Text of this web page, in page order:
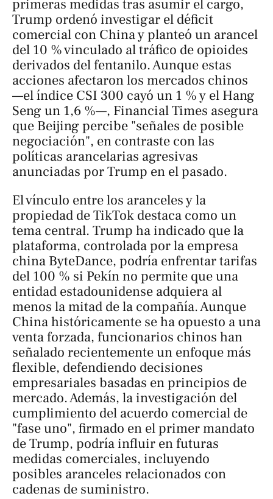
primeras medidas tras asumir el cargo,
Trump ordenó investigar el déficit
comercial con China y planteó un arancel
del 10 % vinculado al tráfico de opioides
derivados del fentanilo. Aunque estas
acciones afectaron los mercados chinos
—el índice CSI 300 cayó un 1 % y el Hang
Seng un 1,6 %—, Financial Times asegura
que Beijing percibe "señales de posible
negociación", en contraste con las
políticas arancelarias agresivas
anunciadas por Trump en el pasado.
El vínculo entre los aranceles y la
propiedad de TikTok destaca como un
tema central. Trump ha indicado que la
plataforma, controlada por la empresa
china ByteDance, podría enfrentar tarifas
del 100 % si Pekín no permite que una
entidad estadounidense adquiera al
menos la mitad de la compañía. Aunque
China históricamente se ha opuesto a una
venta forzada, funcionarios chinos han
señalado recientemente un enfoque más
flexible, defendiendo decisiones
empresariales basadas en principios de
mercado. Además, la investigación del
cumplimiento del acuerdo comercial de
"fase uno", firmado en el primer mandato
de Trump, podría influir en futuras
medidas comerciales, incluyendo
posibles aranceles relacionados con
cadenas de suministro.